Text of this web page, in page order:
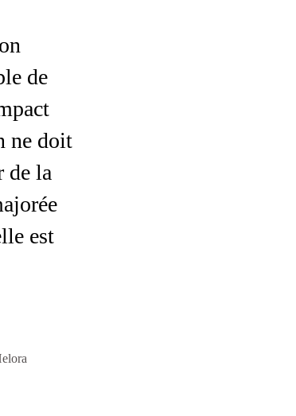
de
ne doit
de la
est